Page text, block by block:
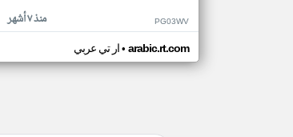
منذ ٧ أشهر PG03WV
ار تي عربي• arabic.rt.com